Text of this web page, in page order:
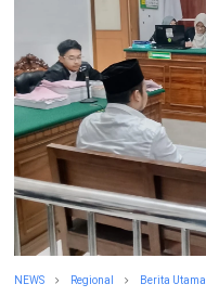
NEWS Regional Berita Utama